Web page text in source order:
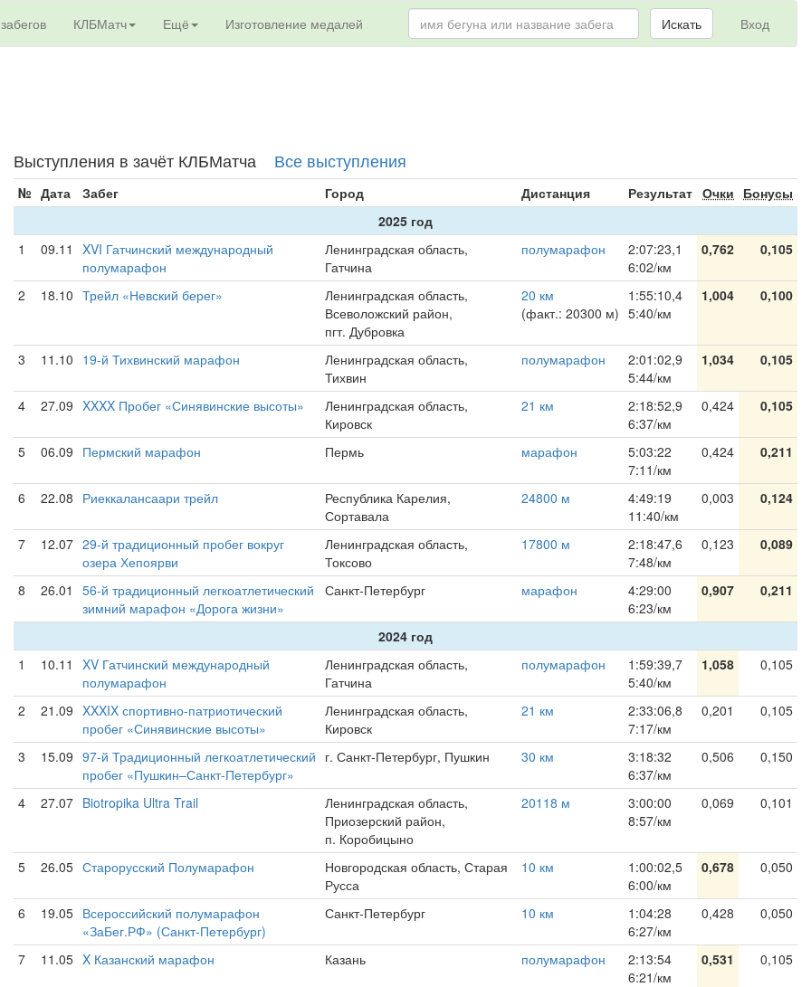
КЛБМатч Ещё Изготовление медалей Вход
Искать
Выступления в зачёт КЛБМатча Все выступления
№ Дата Забег Город Дистанция Результат Очки Бонусы
2025 год
1
09.11
XVI Гатчинский международный
полумарафон
Ленинградская область,
Гатчина
полумарафон
2:07:23,1
6:02/км
0,762 0,105
2 18.10 Трейл «Невский берег»
Ленинградская область,
Всеволожский район,
пгт. Дубровка
20 км
(факт.: 20300 м)
1:55:10,4
5:40/км
1,004 0,100
3 11.10 19-й Тихвинский марафон
Ленинградская область,
Тихвин
полумарафон
2:01:02,9
5:44/км
1,034 0,105
4 27.09 XXXX Пробег «Синявинские высоты»
Ленинградская область,
Кировск
21 км
2:18:52,9
6:37/км
0,424 0,105
5 06.09 Пермский марафон Пермь марафон
5:03:22
7:11/км
0,424 0,211
6 22.08 Риеккалансаари трейл
Республика Карелия,
Сортавала
24800 м
4:49:19
11:40/км
0,003 0,124
7 12.07 29-й традиционный пробег вокруг
озера Хепоярви
Ленинградская область,
Токсово
17800 м
2:18:47,6
7:48/км
0,123 0,089
8 26.01
56-й традиционный легкоатлетический
зимний марафон «Дорога жизни»
Санкт-Петербург марафон
4:29:00
6:23/км
0,907 0,211
2024 год
1
10.11
XV Гатчинский международный
полумарафон
Ленинградская область,
Гатчина
полумарафон
1:59:39,7
5:40/км
1,058 0,105
2 21.09 XXXIX спортивно-патриотический
пробег «Синявинские высоты»
Ленинградская область,
Кировск
21 км
2:33:06,8
7:17/км
0,201 0,105
3 15.09 97-й Традиционный легкоатлетический
пробег «Пушкин–Санкт-Петербург»
г. Санкт-Петербург, Пушкин 30 км
3:18:32
6:37/км
0,506 0,150
4 27.07 Biotropika Ultra Trail
Ленинградская область,
Приозерский район,
п. Коробицыно
20118 м
3:00:00
8:57/км
0,069 0,101
5 26.05 Старорусский Полумарафон
Новгородская область, Старая
Русса
10 км
1:00:02,5
6:00/км
0,678 0,050
6 19.05 Всероссийский полумарафон
«ЗаБег.РФ» (Санкт-Петербург)
Санкт-Петербург 10 км
1:04:28
6:27/км
0,428 0,050
7 11.05 X Казанский марафон Казань полумарафон
2:13:54
6:21/км
0,531 0,105